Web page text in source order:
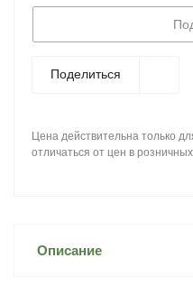
Поделиться
Цена действительна только
отличаться от цен в
Описание